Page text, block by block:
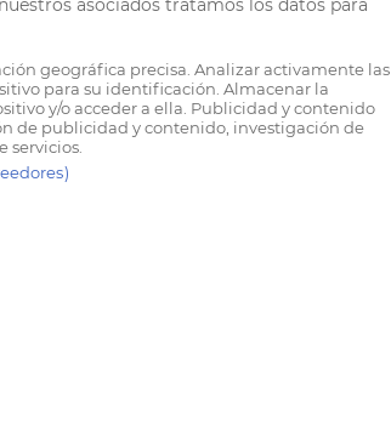
asociados tratamos los datos para
geográfica precisa. Analizar activamente las
para su identificación. Almacenar la
y/o acceder a ella. Publicidad y contenido
de publicidad y contenido, investigación de
servicios.